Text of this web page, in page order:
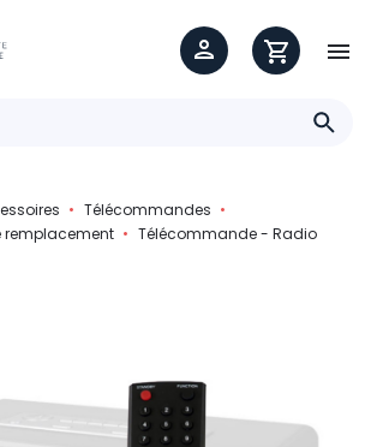

Télécommandes
remplacement
Télécommande - Radio